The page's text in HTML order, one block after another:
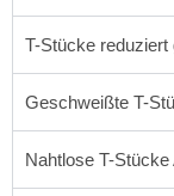
T-Stücke
Geschweißte T-
Nahtlose T-